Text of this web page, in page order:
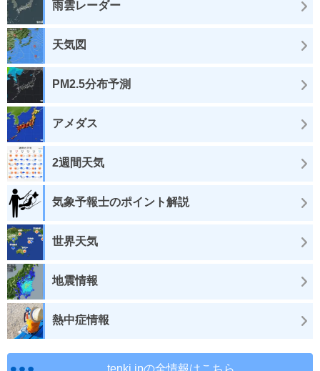
雨雲レーダー
天気図
PM2.5分布予測
アメダス
2週間天気
気象予報士のポイント解説
世界天気
地震情報
熱中症情報
tenki.jpの全情報はこちら